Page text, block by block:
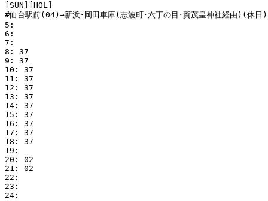
[SUN][HOL]
#仙台駅前(04)→新浜･岡田車庫(志波町･六丁の目･賀茂皇神社経由)(休日)
5:
6:
7:
8: 37
9: 37
10: 37
11: 37
12: 37
13: 37
14: 37
15: 37
16: 37
17: 37
18: 37
19:
20: 02
21: 02
22:
23:
24: